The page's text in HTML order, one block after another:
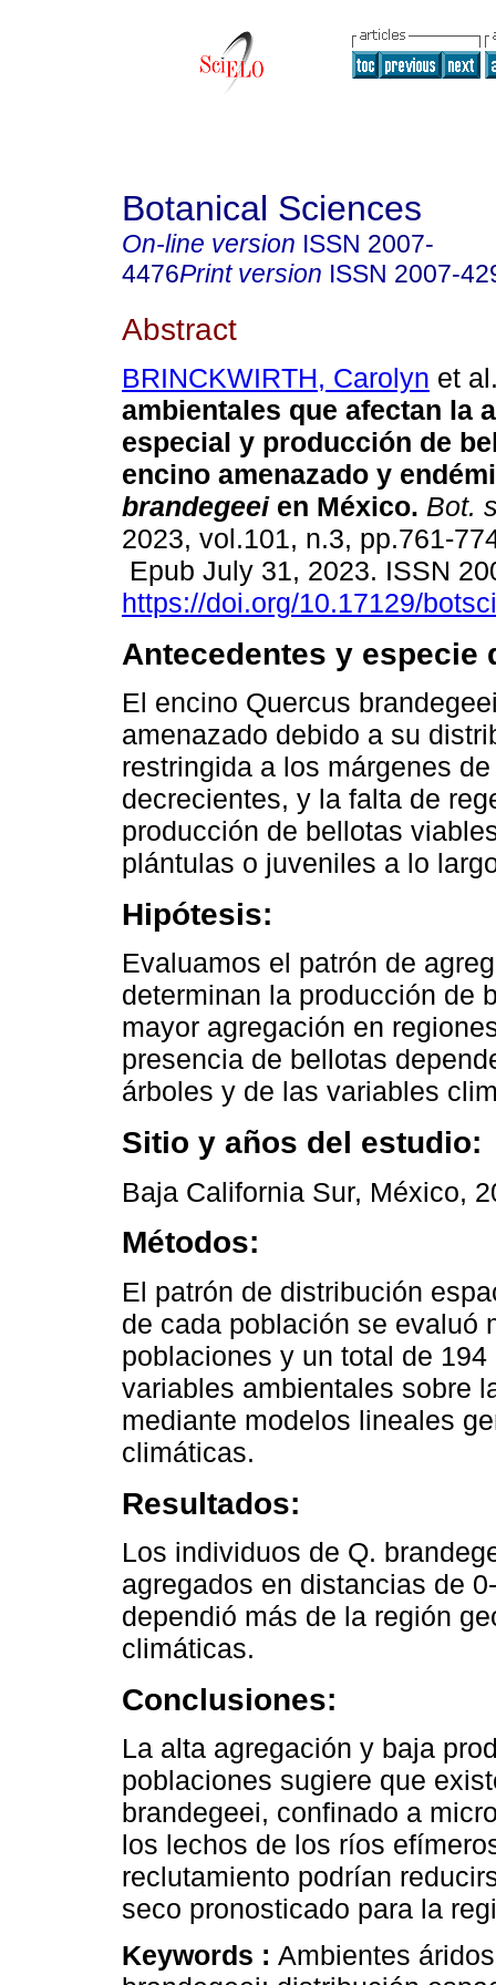
Botanical Sciences
On-line version ISSN 2007-
4476Print version ISSN 2007-
Abstract
BRINCKWIRTH, Carolyn et
ambientales que afectan la
especial y producción de
encino amenazado y
brandegeeien México. Bot.
2023, vol.101, n.3, pp.761-
Epub July 31, 2023. ISSN
https://doi.org/10.17129/
Antecedentes y especie
El encino Quercus
amenazado debido a su
restringida a los márgenes
decrecientes, y la falta de
producción de bellotas
plántulas o juveniles a lo
Hipótesis:
Evaluamos el patrón de
determinan la producción de
mayor agregación en
presencia de bellotas
árboles y de las variables
Sitio y años del estudio:
Baja California Sur, México,
Métodos:
El patrón de distribución
de cada población se evaluó
poblaciones y un total de
variables ambientales sobre
mediante modelos lineales
climáticas.
Resultados:
Los individuos de Q.
agregados en distancias de
dependió más de la región
climáticas.
Conclusiones:
La alta agregación y baja
poblaciones sugiere que
brandegeei, confinado a
los lechos de los ríos
reclutamiento podrían
seco pronosticado para la
Keywords : Ambientes